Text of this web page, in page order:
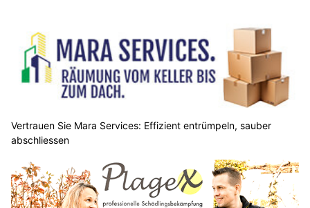
Vertrauen Sie Mara Services: Effizient entrümpeln, sauber
abschliessen